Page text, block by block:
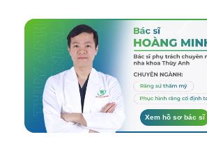
Xem hồ sơ bác sĩ